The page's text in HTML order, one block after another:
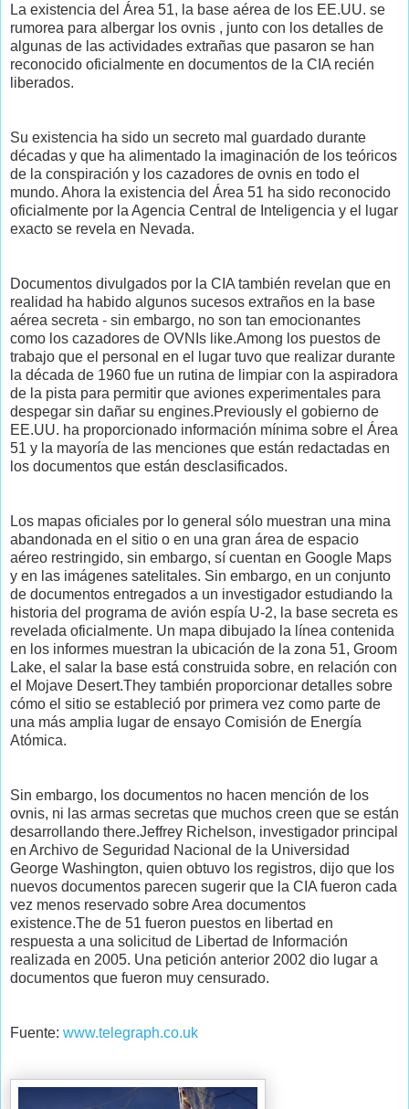
La existencia del Área 51, la base aérea de los EE.UU. se
rumorea para albergar los ovnis , junto con los detalles de
algunas de las actividades extrañas que pasaron se han
reconocido oficialmente en documentos de la CIA recién
liberados.
Su existencia ha sido un secreto mal guardado durante
décadas y que ha alimentado la imaginación de los teóricos
de la conspiración y los cazadores de ovnis en todo el
mundo. Ahora la existencia del Área 51 ha sido reconocido
oficialmente por la Agencia Central de Inteligencia y el lugar
exacto se revela en Nevada.
Documentos divulgados por la CIA también revelan que en
realidad ha habido algunos sucesos extraños en la base
aérea secreta - sin embargo, no son tan emocionantes
como los cazadores de OVNIs like.Among los puestos de
trabajo que el personal en el lugar tuvo que realizar durante
la década de 1960 fue un rutina de limpiar con la aspiradora
de la pista para permitir que aviones experimentales para
despegar sin dañar su engines.Previously el gobierno de
EE.UU. ha proporcionado información mínima sobre el Área
51 y la mayoría de las menciones que están redactadas en
los documentos que están desclasificados.
Los mapas oficiales por lo general sólo muestran una mina
abandonada en el sitio o en una gran área de espacio
aéreo restringido, sin embargo, sí cuentan en Google Maps
y en las imágenes satelitales. Sin embargo, en un conjunto
de documentos entregados a un investigador estudiando la
historia del programa de avión espía U-2, la base secreta es
revelada oficialmente. Un mapa dibujado la línea contenida
en los informes muestran la ubicación de la zona 51, Groom
Lake, el salar la base está construida sobre, en relación con
el Mojave Desert.They también proporcionar detalles sobre
cómo el sitio se estableció por primera vez como parte de
una más amplia lugar de ensayo Comisión de Energía
Atómica.
Sin embargo, los documentos no hacen mención de los
ovnis, ni las armas secretas que muchos creen que se están
desarrollando there.Jeffrey Richelson, investigador principal
en Archivo de Seguridad Nacional de la Universidad
George Washington, quien obtuvo los registros, dijo que los
nuevos documentos parecen sugerir que la CIA fueron cada
vez menos reservado sobre Area documentos
existence.The de 51 fueron puestos en libertad en
respuesta a una solicitud de Libertad de Información
realizada en 2005. Una petición anterior 2002 dio lugar a
documentos que fueron muy censurado.
Fuente: www.telegraph.co.uk